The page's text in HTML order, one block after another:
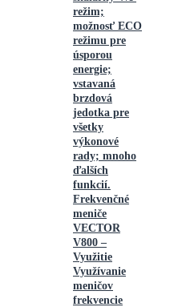
režim;
možnosť ECO
režimu pre
úsporou
energie;
vstavaná
brzdová
jedotka pre
všetky
výkonové
rady; mnoho
ďalších
funkcií.
Frekvenčné
meniče
VECTOR
V800 –
Využitie
Využívanie
meničov
frekvencie